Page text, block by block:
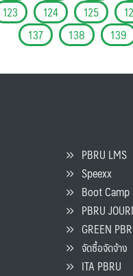
123 124 125
137
138 139
PBRU LMS
Speexx
Boot Camp
PBRU
GREEN
จัดซื้อจัดจ้าง
ITA PBRU